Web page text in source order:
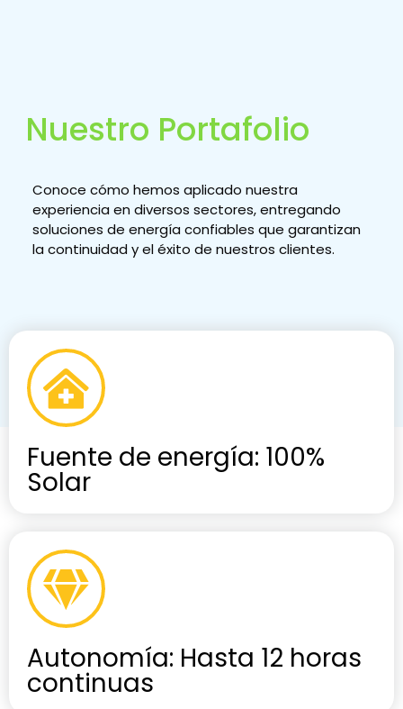
Nuestro Portafolio
Conoce cómo hemos aplicado nuestra
experiencia en diversos sectores, entregando
soluciones de energía confiables que garantizan
la continuidad y el éxito de nuestros clientes.
Fuente de energía: 100%
Solar
Autonomía: Hasta 12 horas
continuas